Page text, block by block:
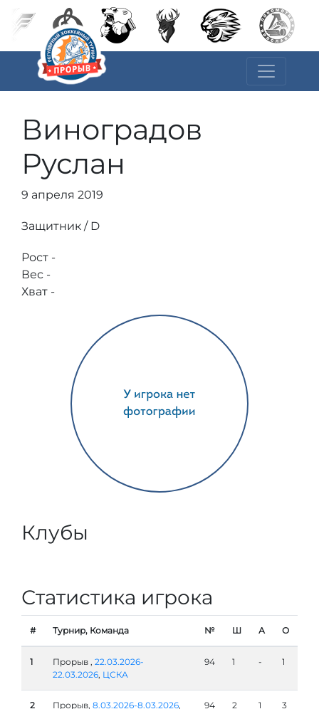
Виноградов
Руслан
9 апреля 2019
Защитник / D
Рост -
Вес -
Хват -
Клубы
Статистика игрока
# Турнир, Команда № Ш А О
1 Прорыв , 22.03.2026-
22.03.2026, ЦСКА
94 1 - 1
2 Прорыв, 8.03.2026-8.03.2026,
94 2 1 3